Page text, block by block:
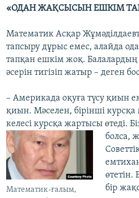
«ОДАН ЖАҚСЫСЫН ЕШКІМ
Математик Асқар
тапсыру дұрыс емес, алайда
тапқан ешкім жоқ. Балалардың
әсерін тигізіп жатыр – деген
– Америкада оқуға түсу қиын
қиын. Мәселен, бірінші
келесі курсқа жартысы өтеді.
болса,
Математик-ғалым,
өтетін.
бір